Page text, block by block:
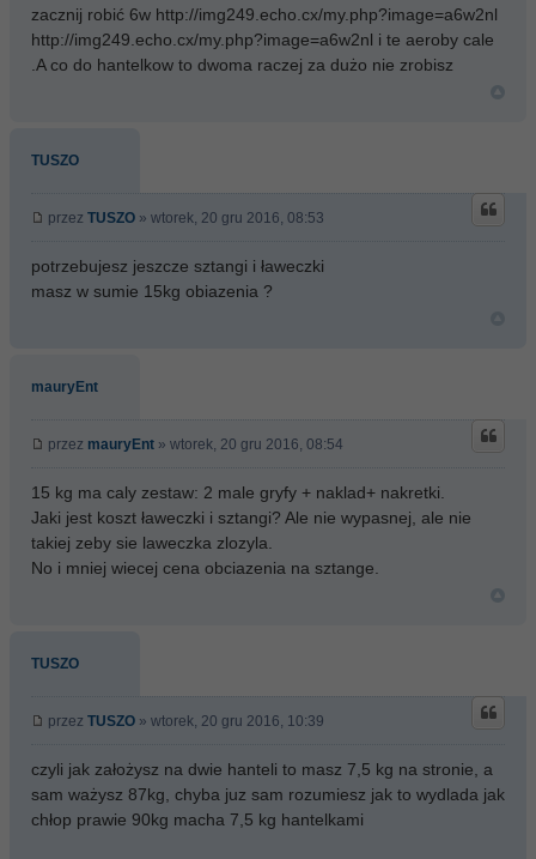
zacznij robić 6w http://img249.echo.cx/my.php?image=a6w2nl
http://img249.echo.cx/my.php?image=a6w2nl i te aeroby cale
.A co do hantelkow to dwoma raczej za dużo nie zrobisz
TUSZO
przez TUSZO » wtorek, 20 gru 2016, 08:53
potrzebujesz jeszcze sztangi i ławeczki
masz w sumie 15kg obiazenia ?
mauryEnt
przez mauryEnt » wtorek, 20 gru 2016, 08:54
15 kg ma caly zestaw: 2 male gryfy + naklad+ nakretki.
Jaki jest koszt ławeczki i sztangi? Ale nie wypasnej, ale nie
takiej zeby sie laweczka zlozyla.
No i mniej wiecej cena obciazenia na sztange.
TUSZO
przez TUSZO » wtorek, 20 gru 2016, 10:39
czyli jak założysz na dwie hanteli to masz 7,5 kg na stronie, a
sam ważysz 87kg, chyba juz sam rozumiesz jak to wydlada jak
chłop prawie 90kg macha 7,5 kg hantelkami